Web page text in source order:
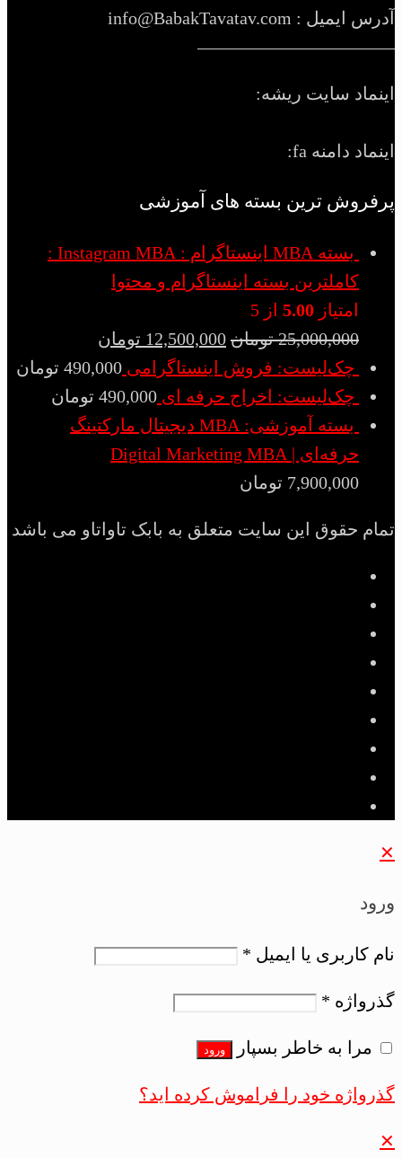
آدرس ایمیل : info@BabakTavatav.com
———————————
اینماد سایت ریشه:
اینماد دامنه fa:
پرفروش ترین بسته های آموزشی
بسته MBA اینستاگرام : Instagram MBA :
کاملترین بسته اینستاگرام و محتوا
امتیاز 5.00 از 5
25,000,000 تومان 12,500,000 تومان
چک‌لیست: فروش اینستاگرامی 490,000 تومان
چک‌لیست: اخراج حرفه ای 490,000 تومان
بسته آموزشی: MBA دیجیتال مارکتینگ
حرفه‌ای | Digital Marketing MBA
7,900,000 تومان
تمام حقوق این سایت متعلق به بابک تاواتاو می باشد
✕
ورود
نام کاربری یا ایمیل *
گذرواژه *
مرا به خاطر بسپار ورود
گذرواژه خود را فراموش کرده اید؟
✕